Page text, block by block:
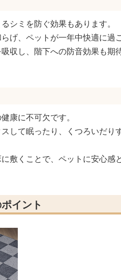
シミを防ぐ効果もあります。
げ、ペットが一年中快適に過
収し、階下への防音効果も期
康に不可欠です。
して眠ったり、くつろいだり
敷くことで、ペットに安心感
イント